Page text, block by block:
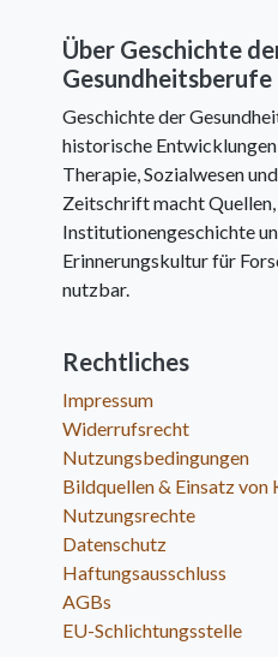
Über Geschichte
Gesundheitsberufe
Geschichte der
historische
Therapie, Sozialwesen
Zeitschrift macht
Institutionengeschichte
Erinnerungskultur für
nutzbar.
Rechtliches
Impressum
Widerrufsrecht
Nutzungsbedingungen
Bildquellen & Einsatz von
Nutzungsrechte
Datenschutz
Haftungsausschluss
AGBs
EU-Schlichtungsstelle